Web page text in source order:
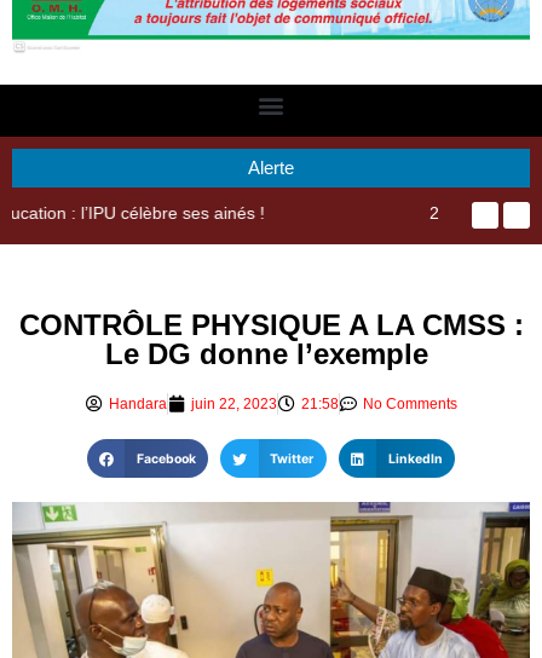
Alerte
29ème Assemblée Générale Ordinaire de l’Union Nyèsigiso : L’encours total des dépôts des membres passé de 18 milliards en 2024 à 21 milliards en 2025
CONTRÔLE PHYSIQUE A LA CMSS :
Le DG donne l’exemple
Handara juin 22, 2023 21:58 No Comments
Facebook Twitter LinkedIn